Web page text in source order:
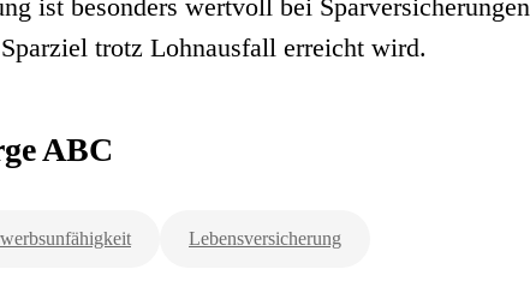
ist besonders wertvoll bei Sparversicherungen
trotz Lohnausfall erreicht wird.
ABC
Lebensversicherung